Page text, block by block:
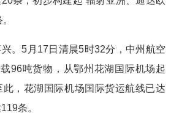
。5月17日清晨5时32分，中州航空
96吨货物，从鄂州花湖国际机场起
，花湖国际机场国际货运航线已达
条。